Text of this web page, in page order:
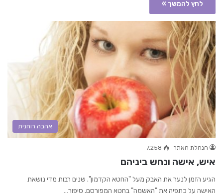
לחץ להמשך »
אהבה רוחנית
הנהלת האתר 7,258
איש, אישה ונחש ביניהם
הגיע הזמן לנער את האבק מעל "החטא הקדמון". שנים רבות מדי נושאת
האישה על כתפיה את "האשמה" בחטא המפורסם. סיפור…